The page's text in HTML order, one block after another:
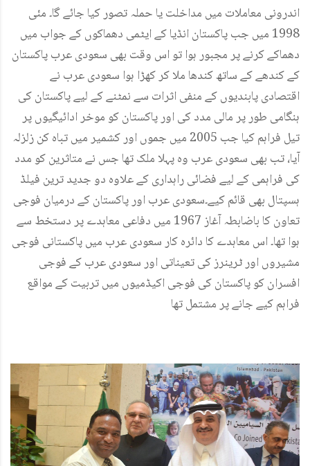
اندرونی معاملات میں مداخلت یا حملہ تصور کیا جائے گا۔ مئی
1998 میں جب پاکستان انڈیا کے ایٹمی دھماکوں کے جواب میں
دھماکے کرنے پر مجبور ہوا تو اس وقت بھی سعودی عرب پاکستان
کے کندھے کے ساتھ کندھا ملا کر کھڑا ہوا سعودی عرب نے
اقتصادی پابندیوں کے منفی اثرات سے نمٹنے کے لیے پاکستان کی
ہنگامی طور پر مالی مدد کی اور پاکستان کو موخر ادائیگیوں پر
تیل فراہم کیا جب 2005 میں جموں اور کشمیر میں تباہ کن زلزلہ
آیا، تب بھی سعودی عرب وہ پہلا ملک تھا جس نے متاثرین کو مدد
کی فراہمی کے لیے فضائی راہداری کے علاوہ دو جدید ترین فیلڈ
ہسپتال بھی قائم کیے۔سعودی عرب اور پاکستان کے درمیان فوجی
تعاون کا باضابطہ آغاز 1967 میں دفاعی معاہدے پر دستخط سے
ہوا تھا۔ اس معاہدے کا دائرہ کار سعودی عرب میں پاکستانی فوجی
مشیروں اور ٹرینرز کی تعیناتی اور سعودی عرب کے فوجی
افسران کو پاکستان کی فوجی اکیڈمیوں میں تربیت کے مواقع
فراہم کیے جانے پر مشتمل تھا